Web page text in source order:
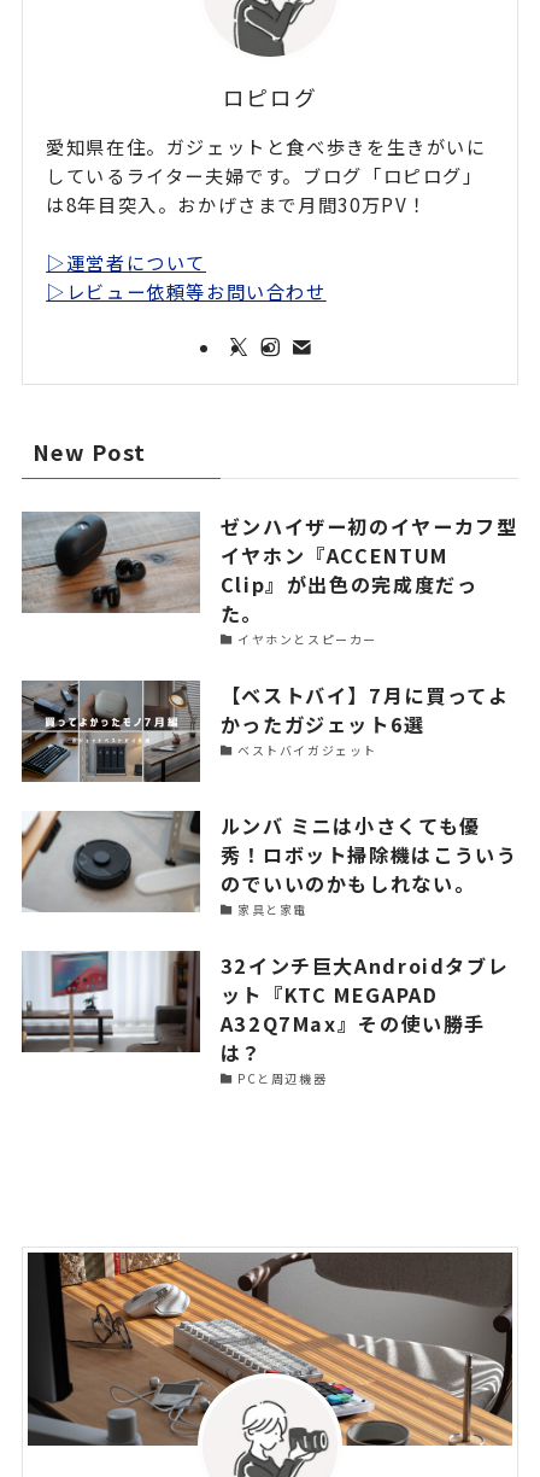
ロピログ
愛知県在住。ガジェットと食べ歩きを生きがいに
しているライター夫婦です。ブログ「ロピログ」
は8年目突入。おかげさまで月間30万PV！
▷運営者について
▷レビュー依頼等お問い合わせ
New Post
ゼンハイザー初のイヤーカフ型
イヤホン『ACCENTUM
Clip』が出色の完成度だっ
た。
イヤホンとスピーカー
【ベストバイ】7月に買ってよ
かったガジェット6選
ベストバイガジェット
ルンバ ミニは小さくても優
秀！ロボット掃除機はこういう
のでいいのかもしれない。
家具と家電
32インチ巨大Androidタブレ
ット『KTC MEGAPAD
A32Q7Max』その使い勝手
は？
PCと周辺機器